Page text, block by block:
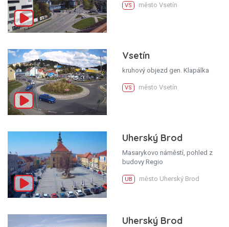
VS město Vsetín
Vsetín
kruhový objezd gen. Klapálka
VS město Vsetín
Uherský Brod
Masarykovo náměstí, pohled z
budovy Regio
UB město Uherský Brod
Uherský Brod